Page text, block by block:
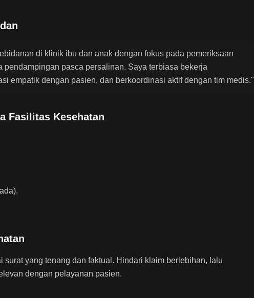
di klinik ibu dan anak dengan fokus pada pemeriksaan
pendampingan pasca persalinan. Saya terbiasa bekerja
empatik dengan pasien, dan berkoordinasi aktif dengan tim medis."
Fasilitas Kesehatan
surat yang tenang dan faktual. Hindari klaim berlebihan, lalu
dengan pelayanan pasien.